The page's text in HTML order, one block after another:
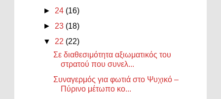
► 24 (16)
► 23 (18)
▼ 22 (22)
Σε διαθεσιμότητα αξιωματικός του
στρατού που συνελ...
Συναγερμός για φωτιά στο Ψυχικό –
Πύρινο μέτωπο κο...